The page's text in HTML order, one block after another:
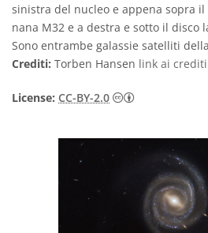
sinistra del nucleo e appena sopra il
nana M32 e a destra e sotto il disco
Sono entrambe galassie satelliti
Crediti: Torben Hansen link ai crediti
License: CC-BY-2.0 Creative